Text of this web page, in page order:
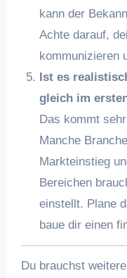
kann der
Achte darauf,
kommunizieren
Ist es
gleich im
Das kommt
Manche
Markteinstieg
Bereichen
einstellt. Plane
baue dir einen
Du brauchst